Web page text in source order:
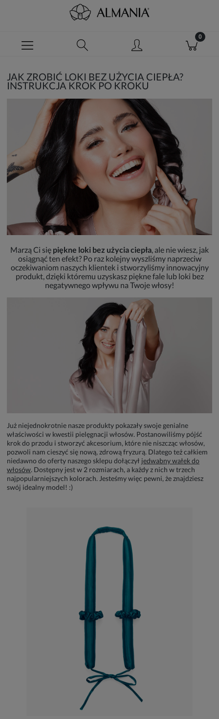
JAK ZROBIĆ LOKI BEZ UŻYCIA CIEPŁA?
INSTRUKCJA KROK PO KROKU
Marzą Ci się piękne loki bez użycia ciepła , ale nie wiesz, jak
osiągnąć ten efekt? Po raz kolejny wyszliśmy naprzeciw
oczekiwaniom naszych klientek i stworzyliśmy innowacyjny
produkt, dzięki któremu uzyskasz piękne fale lub loki bez
negatywnego wpływu na Twoje włosy!
Już niejednokrotnie nasze produkty pokazały swoje genialne
właściwości w kwestii pielęgnacji włosów. Postanowiliśmy pójść
krok do przodu i stworzyć akcesorium, które nie niszcząc włosów,
pozwoli nam cieszyć się nową, zdrową fryzurą. Dlatego też całkiem
niedawno do oferty naszego sklepu dołączył jedwabny wałek do
włosów. Dostępny jest w 2 rozmiarach, a każdy z nich w trzech
najpopularniejszych kolorach. Jesteśmy więc pewni, że znajdziesz
swój idealny model! :)